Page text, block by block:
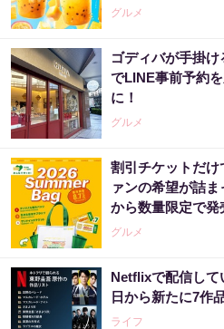
グルメ
ゴディバが手掛
でLINE事前予約
に！
グルメ
割引チケットだけ
ァンの希望が詰
から数量限定で発
グルメ
Netflixで配信して
日から新たに7作
ライフ